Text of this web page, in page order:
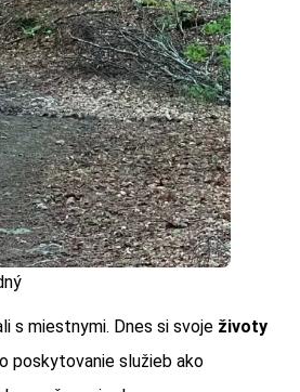
s miestnymi. Dnes si svoje životy
poskytovanie služieb ako